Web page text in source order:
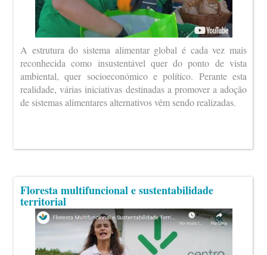
A estrutura do sistema alimentar global é cada vez mais
reconhecida como insustentável quer do ponto de vista
ambiental, quer socioeconómico e político. Perante esta
realidade, várias iniciativas destinadas a promover a adoção
de sistemas alimentares alternativos vêm sendo realizadas.
Floresta multifuncional e sustentabilidade
territorial